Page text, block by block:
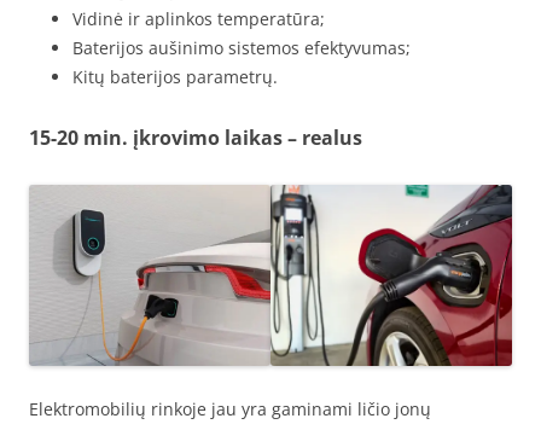
Vidinė ir aplinkos temperatūra;
Baterijos aušinimo sistemos efektyvumas;
Kitų baterijos parametrų.
15-20 min. įkrovimo laikas – realus
Elektromobilių rinkoje jau yra gaminami ličio jonų